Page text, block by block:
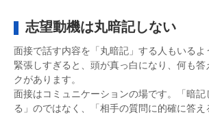
志望動機は丸暗記しない
面接で話す内容を「丸暗記」する人もいるよ
緊張しすぎると、頭が真っ白になり、何も答
クがあります。
面接はコミュニケーションの場です。「暗記
る」のではなく、「相手の質問に的確に答